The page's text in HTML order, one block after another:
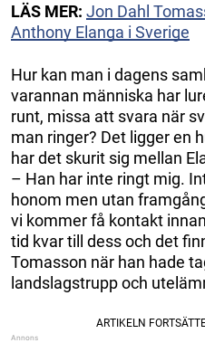
LÄS MER: Jon Dahl
Anthony Elanga i Sverige
Hur kan man i dagens
varannan människa har
runt, missa att svara när
man ringer? Det ligger en
har det skurit sig mellan
– Han har inte ringt mig.
honom men utan
vi kommer få kontakt
tid kvar till dess och det
Tomasson när han hade
landslagstrupp och